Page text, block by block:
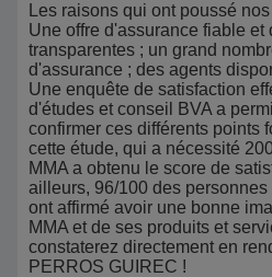
Les raisons qui ont poussé
Une offre d'assurance fiable et
transparentes ; un grand
d'assurance ; des agents
Une enquête de satisfaction
d'études et conseil BVA a
confirmer ces différents points
cette étude, qui a nécessité
MMA a obtenu le score de
ailleurs, 96/100 des
ont affirmé avoir une bonne
MMA et de ses produits et
constaterez directement en
PERROS GUIREC !